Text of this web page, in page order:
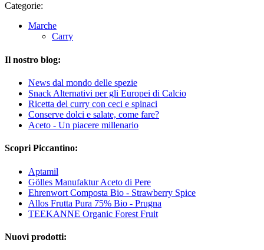
Categorie:
Marche
Carry
Il nostro blog:
News dal mondo delle spezie
Snack Alternativi per gli Europei di Calcio
Ricetta del curry con ceci e spinaci
Conserve dolci e salate, come fare?
Aceto - Un piacere millenario
Scopri Piccantino:
Aptamil
Gölles Manufaktur Aceto di Pere
Ehrenwort Composta Bio - Strawberry Spice
Allos Frutta Pura 75% Bio - Prugna
TEEKANNE Organic Forest Fruit
Nuovi prodotti: